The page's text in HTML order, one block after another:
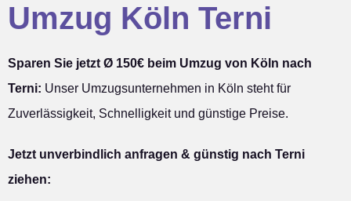
Umzug Köln Terni
Sparen Sie jetzt Ø 150€ beim Umzug von Köln nach
Terni: Unser Umzugsunternehmen in Köln steht für
Zuverlässigkeit, Schnelligkeit und günstige Preise.
Jetzt unverbindlich anfragen & günstig nach Terni
ziehen: